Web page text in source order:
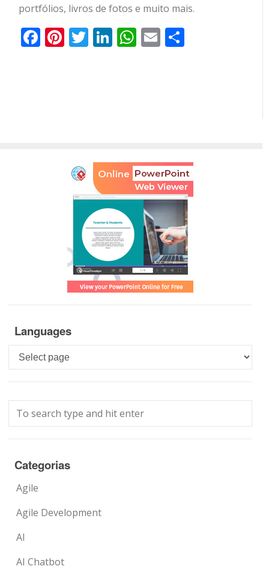
portfólios, livros de fotos e muito mais.
Facebook
Pinterest
Twitter
LinkedIn
WhatsApp
Email
Languages
Languages
Categorias
Agile
Agile Development
AI
AI Chatbot